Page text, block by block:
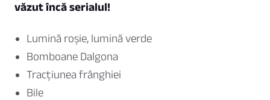
văzut încă serialul!
Lumină roșie, lumină verde
Bomboane Dalgona
Tracțiunea frânghiei
Bile